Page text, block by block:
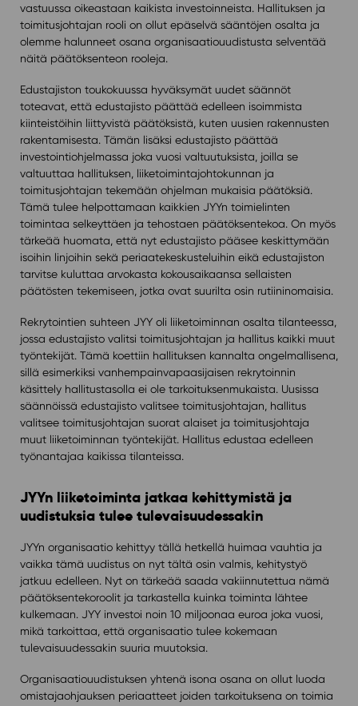
vastuussa oikeastaan kaikista investoinneista. Hallituksen ja
toimitusjohtajan rooli on ollut epäselvä sääntöjen osalta ja
olemme halunneet osana organisaatiouudistusta selventää
näitä päätöksenteon rooleja.
Edustajiston toukokuussa hyväksymät uudet säännöt
toteavat, että edustajisto päättää edelleen isoimmista
kiinteistöihin liittyvistä päätöksistä, kuten uusien rakennusten
rakentamisesta. Tämän lisäksi edustajisto päättää
investointiohjelmassa joka vuosi valtuutuksista, joilla se
valtuuttaa hallituksen, liiketoimintajohtokunnan ja
toimitusjohtajan tekemään ohjelman mukaisia päätöksiä.
Tämä tulee helpottamaan kaikkien JYYn toimielinten
toimintaa selkeyttäen ja tehostaen päätöksentekoa. On myös
tärkeää huomata, että nyt edustajisto pääsee keskittymään
isoihin linjoihin sekä periaatekeskusteluihin eikä edustajiston
tarvitse kuluttaa arvokasta kokousaikaansa sellaisten
päätösten tekemiseen, jotka ovat suurilta osin rutiininomaisia.
Rekrytointien suhteen JYY oli liiketoiminnan osalta tilanteessa,
jossa edustajisto valitsi toimitusjohtajan ja hallitus kaikki muut
työntekijät. Tämä koettiin hallituksen kannalta ongelmallisena,
sillä esimerkiksi vanhempainvapaasijaisen rekrytoinnin
käsittely hallitustasolla ei ole tarkoituksenmukaista. Uusissa
säännöissä edustajisto valitsee toimitusjohtajan, hallitus
valitsee toimitusjohtajan suorat alaiset ja toimitusjohtaja
muut liiketoiminnan työntekijät. Hallitus edustaa edelleen
työnantajaa kaikissa tilanteissa.
JYYn liiketoiminta jatkaa kehittymistä ja
uudistuksia tulee tulevaisuudessakin
JYYn organisaatio kehittyy tällä hetkellä huimaa vauhtia ja
vaikka tämä uudistus on nyt tältä osin valmis, kehitystyö
jatkuu edelleen. Nyt on tärkeää saada vakiinnutettua nämä
päätöksentekoroolit ja tarkastella kuinka toiminta lähtee
kulkemaan. JYY investoi noin 10 miljoonaa euroa joka vuosi,
mikä tarkoittaa, että organisaatio tulee kokemaan
tulevaisuudessakin suuria muutoksia.
Organisaatiouudistuksen yhtenä isona osana on ollut luoda
omistajaohjauksen periaatteet joiden tarkoituksena on toimia